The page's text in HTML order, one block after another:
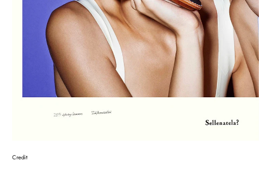
Credit